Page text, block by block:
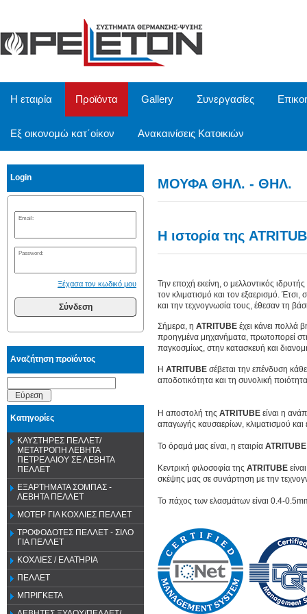
Η εταιρία Προϊόντα Gallery Συνεργασίες
Εξ οικονομώ κατ΄οίκον Ανακαινίσεις Κατοικιών
Login
Email:
Password:
Ξέχασα τον κωδικό μου
Σύνδεση
Αναζήτηση προϊόντος
Εύρεση
Κατηγορίες
ΚΑΥΣΤΗΡΕΣ ΠΕΛΛΕΤ/
ΜΕΤΑΤΡΟΠΗ ΛΕΒΗΤΑ
ΠΕΤΡΕΛΑΙΟΥ ΣΕ ΛΕΒΗΤΑ
ΠΕΛΛΕΤ
ΕΞΑΡΤΗΜΑΤΑ ΣΟΜΠΑΣ -
ΛΕΒΗΤΑ ΠΕΛΛΕΤ
ΜΟΤΕΡ ΓΙΑ ΚΟΧΛΙΕΣ ΠΕΛΛΕΤ
ΤΡΟΦΟΔΟΤΕΣ ΠΕΛΛΕΤ - ΣΙΛΟ
ΓΙΑ ΠΕΛΛΕΤ
ΚΟΧΛΙΕΣ / ΕΛΑΤΗΡΙΑ
ΠΕΛΛΕΤ
ΜΠΡΙΓΚΕΤΑ
ΜΟΥΦΑ ΘΗΛ. - ΘΗΛ.
Η ιστορία της
Την εποχή εκείνη, ο μελλοντικός
τον κλιματισμό και τον εξαερισμό. Έτσι,
και την τεχνογνωσία τους, έθεσαν τη
Σήμερα, η ATRITUBE έχει κάνει πολλά
προηγμένα μηχανήματα, πρωτοπορεί
παγκοσμίως, στην κατασκευή και
Η ATRITUBE σέβεται την επένδυση
αποδοτικότητα και τη συνολική
Η αποστολή της ATRITUBE είναι η
απαγωγής καυσαερίων, κλιματισμού
Το όραμά μας είναι, η εταιρία ATRITUBE
Κεντρική φιλοσοφία της ATRITUBE
σκέψης μας σε συνάρτηση με την
Το πάχος των ελασμάτων είναι 0.4-